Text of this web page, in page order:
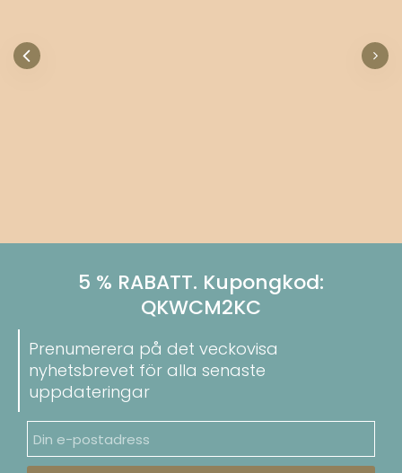
5 % RABATT. Kupongkod:
QKWCM2KC
Prenumerera på det veckovisa
nyhetsbrevet för alla senaste
uppdateringar